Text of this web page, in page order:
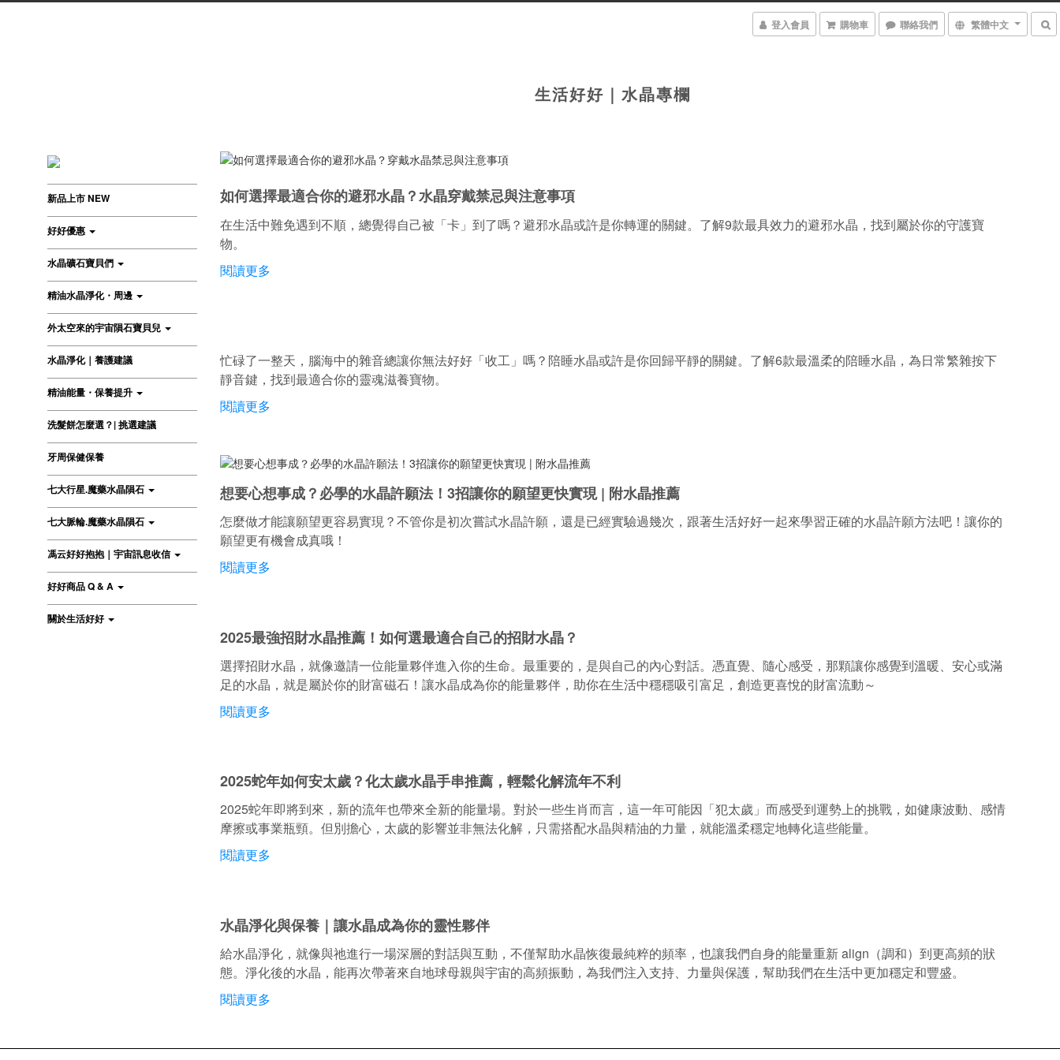
登入會員 購物車 聯絡我們 繁體中文
新品上市 NEW
好好優惠
水晶礦石寶貝們
精油水晶淨化・周邊
外太空來的宇宙隕石寶貝兒
水晶淨化｜養護建議
精油能量・保養提升
洗髮餅怎麼選？| 挑選建議
牙周保健保養
七大行星.魔藥水晶隕石
七大脈輪.魔藥水晶隕石
馮云好好抱抱｜宇宙訊息收信
好好商品 Q & A
關於生活好好
生活好好｜水晶專欄
如何選擇最適合你的避邪水晶？水晶穿戴禁忌與注意事項
在生活中難免遇到不順，總覺得自己被「卡」到了嗎？避邪水晶或許是你轉運的關鍵。了解9款最具效力的避邪水晶，找到屬於你的守護寶
物。
閱讀更多
忙碌了一整天，腦海中的雜音總讓你無法好好「收工」嗎？陪睡水晶或許是你回歸平靜的關鍵。了解6款最溫柔的陪睡水晶，為日常繁雜按下
靜音鍵，找到最適合你的靈魂滋養寶物。
閱讀更多
想要心想事成？必學的水晶許願法！3招讓你的願望更快實現 | 附水晶推薦
怎麼做才能讓願望更容易實現？不管你是初次嘗試水晶許願，還是已經實驗過幾次，跟著生活好好一起來學習正確的水晶許願方法吧！讓你的
願望更有機會成真哦！
閱讀更多
2025最強招財水晶推薦！如何選最適合自己的招財水晶？
選擇招財水晶，就像邀請一位能量夥伴進入你的生命。最重要的，是與自己的內心對話。憑直覺、隨心感受，那顆讓你感覺到溫暖、安心或滿
足的水晶，就是屬於你的財富磁石！讓水晶成為你的能量夥伴，助你在生活中穩穩吸引富足，創造更喜悅的財富流動～
閱讀更多
2025蛇年如何安太歲？化太歲水晶手串推薦，輕鬆化解流年不利
2025蛇年即將到來，新的流年也帶來全新的能量場。對於一些生肖而言，這一年可能因「犯太歲」而感受到運勢上的挑戰，如健康波動、感情
摩擦或事業瓶頸。但別擔心，太歲的影響並非無法化解，只需搭配水晶與精油的力量，就能溫柔穩定地轉化這些能量。
閱讀更多
水晶淨化與保養｜讓水晶成為你的靈性夥伴
給水晶淨化，就像與祂進行一場深層的對話與互動，不僅幫助水晶恢復最純粹的頻率，也讓我們自身的能量重新 align（調和）到更高頻的狀
態。淨化後的水晶，能再次帶著來自地球母親與宇宙的高頻振動，為我們注入支持、力量與保護，幫助我們在生活中更加穩定和豐盛。
閱讀更多